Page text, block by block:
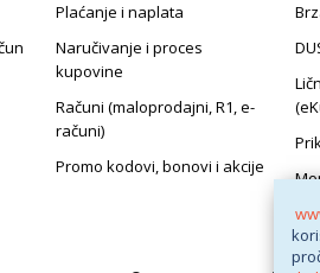
Plaćanje i naplata
Naručivanje i proces
kupovine
Računi (maloprodajni, R1, e-
računi)
Promo kodovi, bonovi i akcije